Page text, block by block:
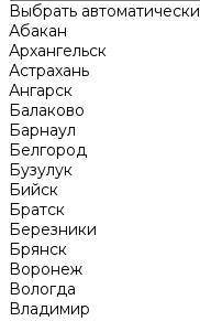
Выбрать автоматически
Абакан
Архангельск
Астрахань
Ангарск
Балаково
Барнаул
Белгород
Бузулук
Бийск
Братск
Березники
Брянск
Воронеж
Вологда
Владимир